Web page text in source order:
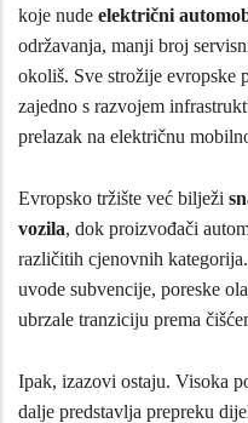
koje nude električni
održavanja, manji broj
okoliš. Sve strožije evropske
zajedno s razvojem
prelazak na električnu
Evropsko tržište već bilježi
vozila, dok proizvođači
različitih cjenovnih
uvode subvencije, poreske
ubrzale tranziciju prema
Ipak, izazovi ostaju. Visoka
dalje predstavlja prepreku